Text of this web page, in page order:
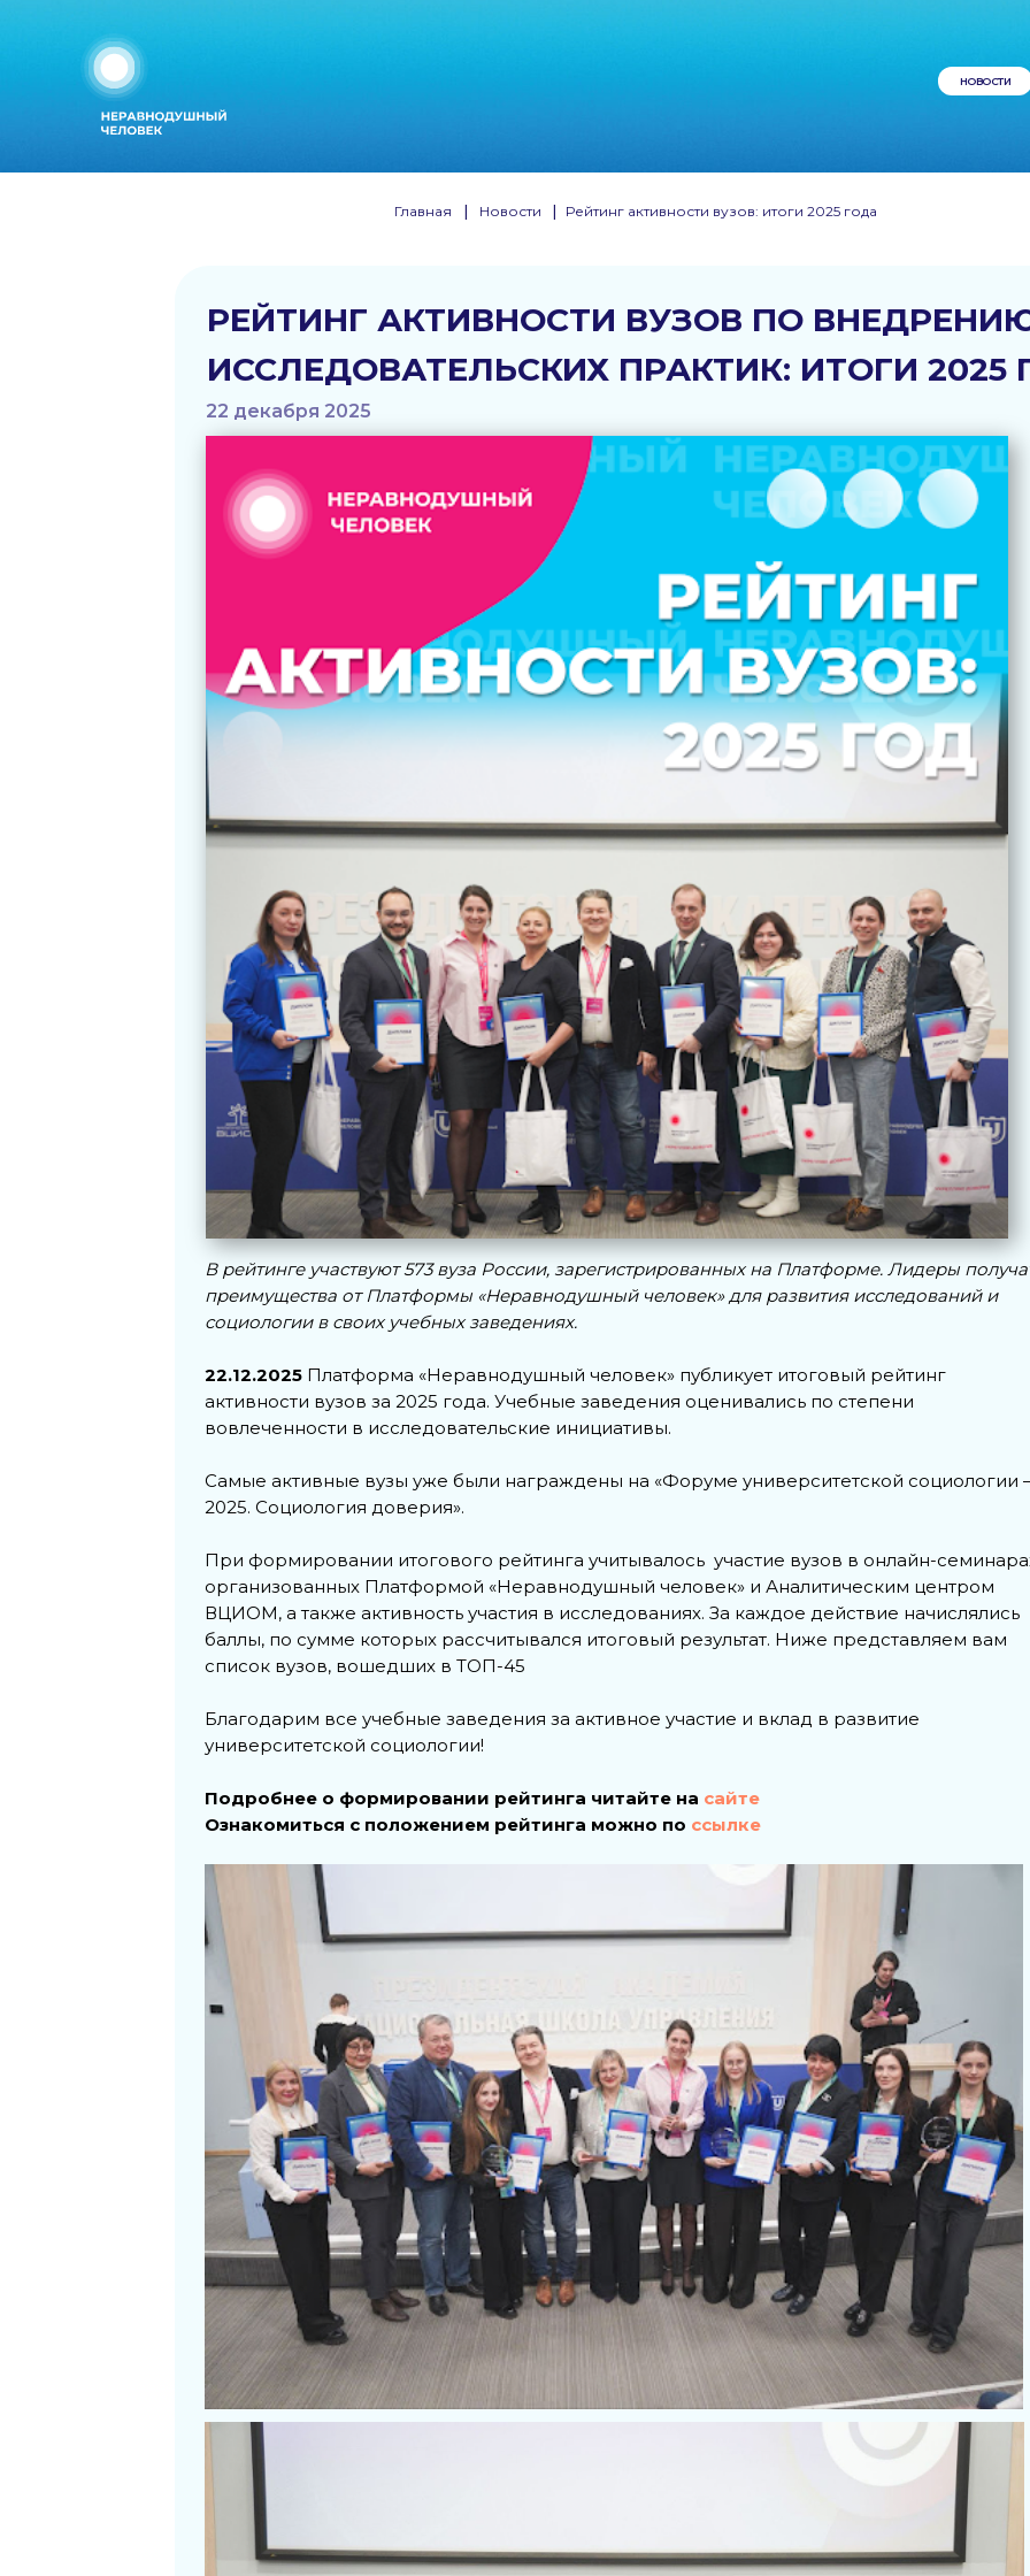
НОВОСТИ
Главная Новости Рейтинг активности вузов: итоги 2025 года
РЕЙТИНГ АКТИВНОСТИ ВУЗОВ ПО
ИССЛЕДОВАТЕЛЬСКИХ ПРАКТИК: ИТОГИ 2025
22 декабря 2025
В рейтинге участвуют 573 вуза России, зарегистрированных на Платформе. Лидеры
преимущества от Платформы «Неравнодушный человек» для развития исследований и
социологии в своих учебных заведениях.
22.12.2025 Платформа «Неравнодушный человек» публикует итоговый рейтинг
активности вузов за 2025 года. Учебные заведения оценивались по степени
вовлеченности в исследовательские инициативы.
Самые активные вузы уже были награждены на «Форуме университетской социологии
2025. Социология доверия».
При формировании итогового рейтинга учитывалось участие вузов в онлайн-
организованных Платформой «Неравнодушный человек» и Аналитическим центром
ВЦИОМ, а также активность участия в исследованиях. За каждое действие начислялись
баллы, по сумме которых рассчитывался итоговый результат. Ниже представляем вам
список вузов, вошедших в ТОП-45
Благодарим все учебные заведения за активное участие и вклад в развитие
университетской социологии!
Подробнее о формировании рейтинга читайте на сайте
Ознакомиться с положением рейтинга можно по ссылке